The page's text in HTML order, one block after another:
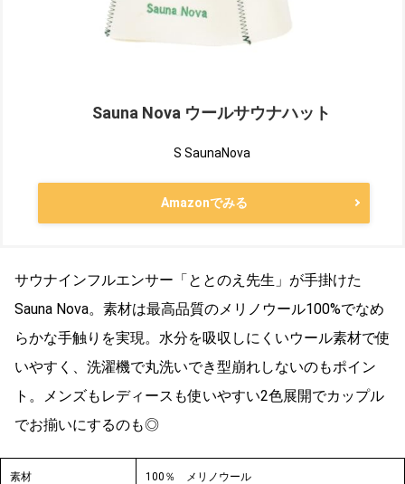
Sauna Nova ウールサウナハット
S SaunaNova
Amazonでみる
サウナインフルエンサー「ととのえ先生︎」が手掛けた
Sauna Nova。素材は最高品質のメリノウール100%でなめ
らかな手触りを実現。水分を吸収しにくいウール素材で使
いやすく、洗濯機で丸洗いでき型崩れしないのもポイン
ト。メンズもレディースも使いやすい2色展開でカップル
でお揃いにするのも◎
素材 100％ メリノウール